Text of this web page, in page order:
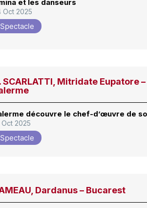
et les danseurs
Oct 2025
Spectacle
SCARLATTI, Mitridate Eupatore –
découvre le chef-d’œuvre de
Oct 2025
Spectacle
Dardanus – Bucarest